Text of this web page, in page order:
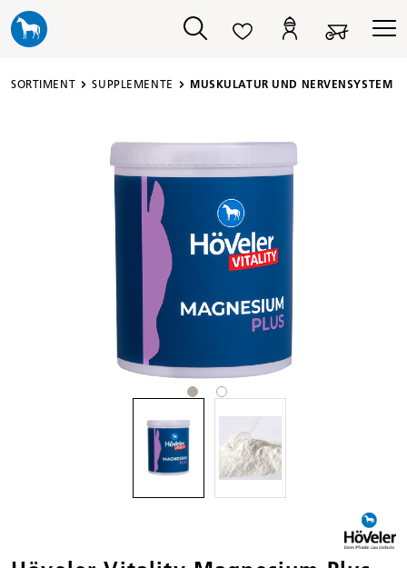
springen
SORTIMENT SUPPLEMENTE MUSKULATUR UND NERVENSYSTEM